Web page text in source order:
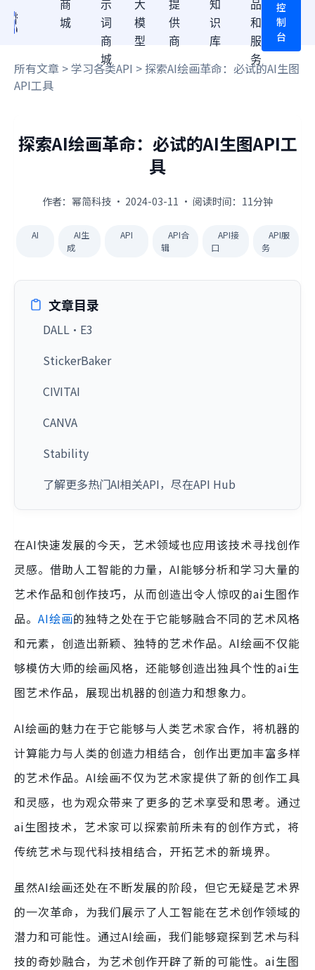
商
城
示
词
商
城
大
模
型
提
供
商
知
识
库
品
和
服
务
控
制
台
所有文章 >学习各类API > 探索AI绘画革命：必试的AI生图
API工具
探索AI绘画革命：必试的AI生图API工
具
作者：幂简科技 · 2024-03-11 · 阅读时间：11分钟
AI
AI生
成
API
API合
辑
API接
口
API服
务
文章目录
DALL·E3
StickerBaker
CIVITAI
CANVA
Stability
了解更多热门AI相关API，尽在API Hub
在AI快速发展的今天，艺术领域也应用该技术寻找创作
灵感。借助人工智能的力量，AI能够分析和学习大量的
艺术作品和创作技巧，从而创造出令人惊叹的ai生图作
品。 AI绘画的独特之处在于它能够融合不同的艺术风格
和元素，创造出新颖、独特的艺术作品。AI绘画不仅能
够模仿大师的绘画风格，还能够创造出独具个性的ai生
图艺术作品，展现出机器的创造力和想象力。
AI绘画的魅力在于它能够与人类艺术家合作，将机器的
计算能力与人类的创造力相结合，创作出更加丰富多样
的艺术作品。AI绘画不仅为艺术家提供了新的创作工具
和灵感，也为观众带来了更多的艺术享受和思考。通过
ai生图技术，艺术家可以探索前所未有的创作方式，将
传统艺术与现代科技相结合，开拓艺术的新境界。
虽然AI绘画还处在不断发展的阶段，但它无疑是艺术界
的一次革命，为我们展示了人工智能在艺术创作领域的
潜力和可能性。通过AI绘画，我们能够窥探到艺术与科
技的奇妙融合，为艺术创作开辟了新的可能性。ai生图